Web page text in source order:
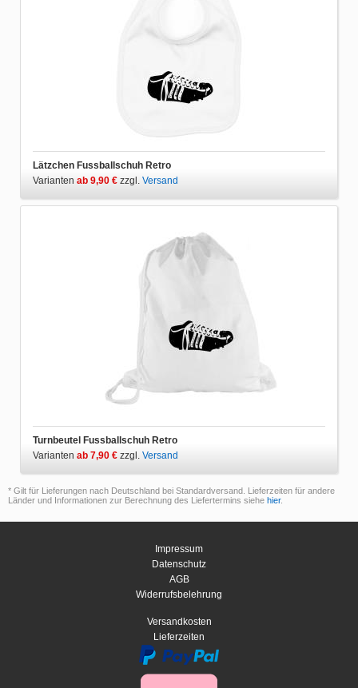
Lätzchen Fussballschuh Retro
Varianten ab 9,90 € zzgl. Versand
Turnbeutel Fussballschuh Retro
Varianten ab 7,90 € zzgl. Versand
* Gilt für Lieferungen nach Deutschland bei Standardversand. Lieferzeiten für andere
Länder und Informationen zur Berechnung des Liefertermins siehe hier.
Impressum
Datenschutz
AGB
Widerrufsbelehrung
Versandkosten
Lieferzeiten